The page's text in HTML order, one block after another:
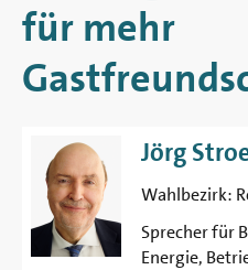
für mehr
Jörg
Wahlbezirk:
Sprecher für
Energie,